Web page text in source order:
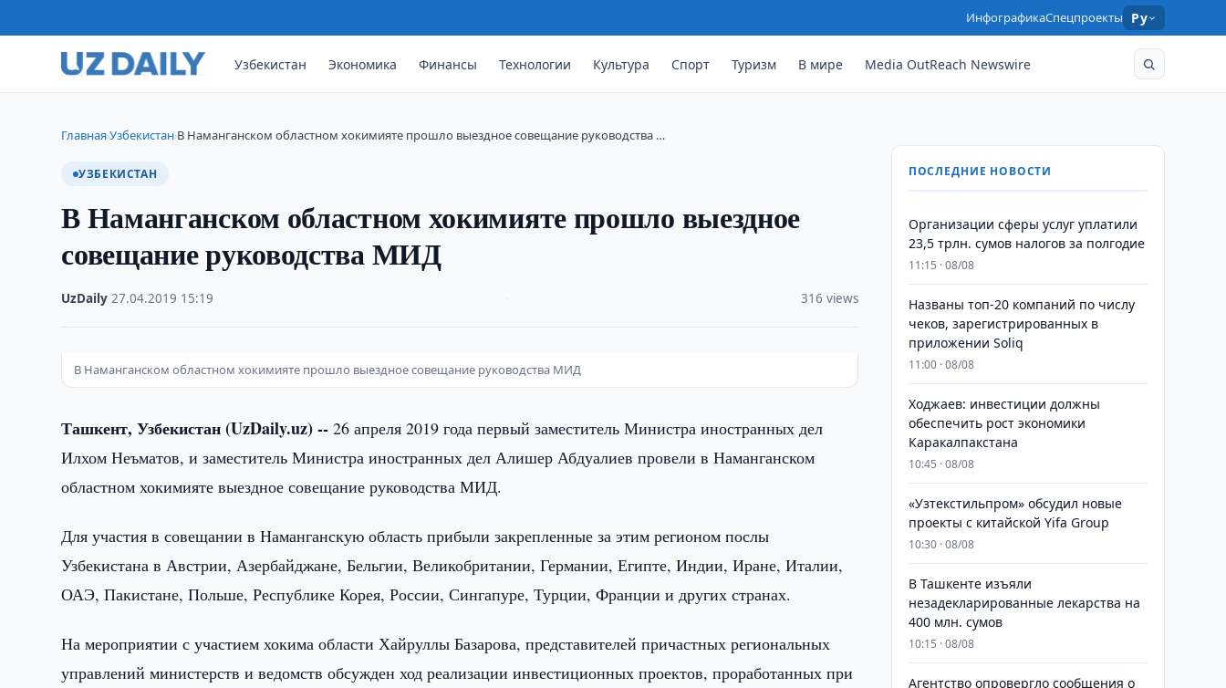
ИнфографикаСпецпроекты Ру
Узбекистан Экономика Финансы Технологии Культура Спорт Туризм В мире Media OutReach Newswire
Главная›Узбекистан›В Наманганском областном хокимияте прошло выездное совещание руководства …
УЗБЕКИСТАН
В Наманганском областном хокимияте прошло выездное
совещание руководства МИД
UzDaily ·27.04.2019 15:19 316 views
В Наманганском областном хокимияте прошло выездное совещание руководства МИД
Ташкент, Узбекистан (UzDaily.uz) -- 26 апреля 2019 года первый заместитель Министра иностранных дел
Илхом Неъматов, и заместитель Министра иностранных дел Алишер Абдуалиев провели в Наманганском
областном хокимияте выездное совещание руководства МИД.
Для участия в совещании в Наманганскую область прибыли закрепленные за этим регионом послы
Узбекистана в Австрии, Азербайджане, Бельгии, Великобритании, Германии, Египте, Индии, Иране, Италии,
ОАЭ, Пакистане, Польше, Республике Корея, России, Сингапуре, Турции, Франции и других странах.
На мероприятии с участием хокима области Хайруллы Базарова, представителей причастных региональных
управлений министерств и ведомств обсужден ход реализации инвестиционных проектов, проработанных при
ПОСЛЕДНИЕ НОВОСТИ
Организации сферы услуг уплатили
23,5 трлн. сумов налогов за полгодие
11:15 · 08/08
Названы топ-20 компаний по числу
чеков, зарегистрированных в
приложении Soliq
11:00 · 08/08
Ходжаев: инвестиции должны
обеспечить рост экономики
Каракалпакстана
10:45 · 08/08
«Узтекстильпром» обсудил новые
проекты с китайской Yifa Group
10:30 · 08/08
​​​​​​​В Ташкенте изъяли
незадекларированные лекарства на
400 млн. сумов
10:15 · 08/08
Агентство опровергло сообщения о